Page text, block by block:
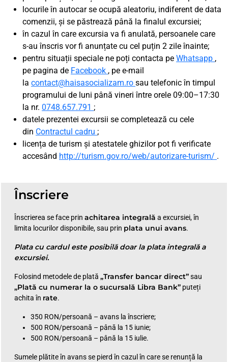
locurile în autocar se ocupă aleatoriu, indiferent de data
comenzii, și se păstrează până la finalul excursiei;
în cazul în care excursia va fi anulată, persoanele care
s-au înscris vor fi anunțate cu cel puțin 2 zile înainte;
pentru situații speciale ne poți contacta pe Whatsapp ,
pe pagina de Facebook , pe e-mail
la contact@haisasocializam.ro sau telefonic în timpul
programului de luni până vineri între orele 09:00–17:30
la nr. 0748.657.791 ;
datele prezentei excursii se completează cu cele
din Contractul cadru ;
licența de turism și atestatele ghizilor pot fi verificate
accesând http://turism.gov.ro/web/autorizare-turism/ .
Înscriere
Înscrierea se face prin achitarea integrală a excursiei, în
limita locurilor disponibile, sau prin plata unui avans.
Plata cu cardul este posibilă doar la plata integrală a
excursiei.
Folosind metodele de plată „Transfer bancar direct”sau
„Plată cu numerar la o sucursală Libra Bank” puteți
achita în rate.
350 RON/persoană – avans la înscriere;
500 RON/persoană – până la 15 iunie;
500 RON/persoană – până la 15 iulie.
Sumele plătite în avans se pierd în cazul în care se renunță la